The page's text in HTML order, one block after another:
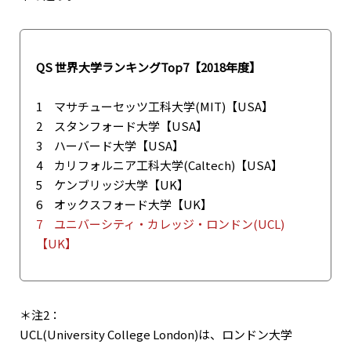
QS 世界大学ランキングTop7【2018年度】
1 マサチューセッツ工科大学(MIT)【USA】
2 スタンフォード大学【USA】
3 ハーバード大学【USA】
4 カリフォルニア工科大学(Caltech)【USA】
5 ケンブリッジ大学【UK】
6 オックスフォード大学【UK】
7 ユニバーシティ・カレッジ・ロンドン(UCL)
【UK】
＊注2：
UCL(University College London)は、ロンドン大学